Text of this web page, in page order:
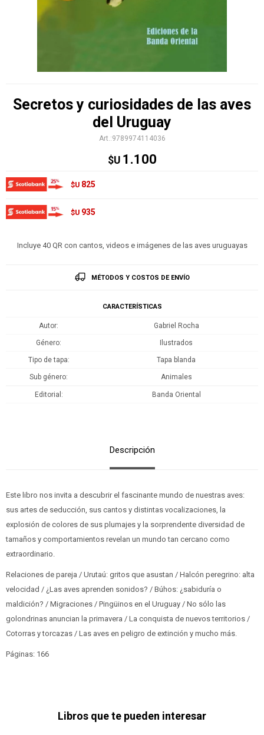
Secretos y curiosidades de las aves
del Uruguay
9789974114036
$U 1.100
$U 825
$U 935
Incluye 40 QR con cantos, videos e imágenes de las aves uruguayas
MÉTODOS Y COSTOS DE ENVÍO
CARACTERÍSTICAS
Autor Gabriel Rocha
Género Ilustrados
Tipo de tapa Tapa blanda
Sub género Animales
Editorial Banda Oriental
Descripción
Este libro nos invita a descubrir el fascinante mundo de nuestras aves:
sus artes de seducción, sus cantos y distintas vocalizaciones, la
explosión de colores de sus plumajes y la sorprendente diversidad de
tamaños y comportamientos revelan un mundo tan cercano como
extraordinario.
Relaciones de pareja / Urutaú: gritos que asustan / Halcón peregrino: alta
velocidad / ¿Las aves aprenden sonidos? / Búhos: ¿sabiduría o
maldición? / Migraciones / Pingüinos en el Uruguay / No sólo las
golondrinas anuncian la primavera / La conquista de nuevos territorios /
Cotorras y torcazas / Las aves en peligro de extinción y mucho más.
Páginas: 166
Libros que te pueden interesar